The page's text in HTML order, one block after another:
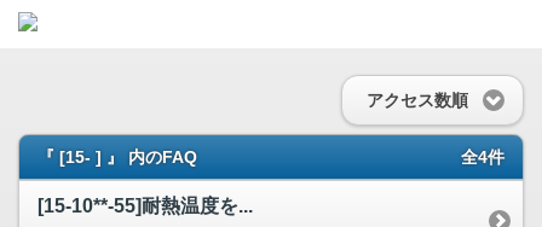
アクセス数順
『 [15- ] 』 内のFAQ 全4件
[15-10**-55]耐熱温度を...